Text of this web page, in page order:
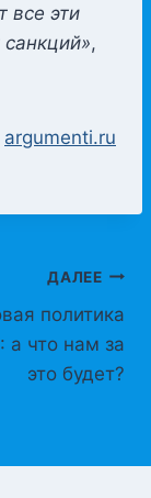
все эти
,
argumenti.ru
ДАЛЕЕ
политика
что нам за
это будет?